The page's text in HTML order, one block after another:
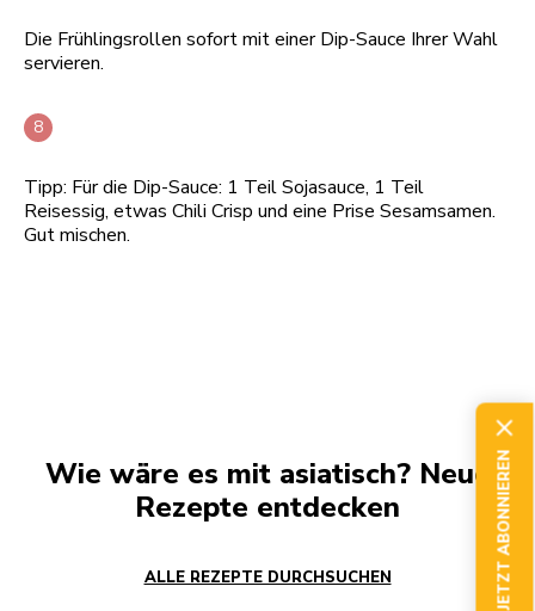
Die Frühlingsrollen sofort mit einer Dip-Sauce Ihrer Wahl
servieren.
Tipp: Für die Dip-Sauce: 1 Teil Sojasauce, 1 Teil
Reisessig, etwas Chili Crisp und eine Prise Sesamsamen.
Gut mischen.
Wie wäre es mit asiatisch? Neue
Rezepte entdecken
ALLE REZEPTE DURCHSUCHEN JETZT ABONNIEREN